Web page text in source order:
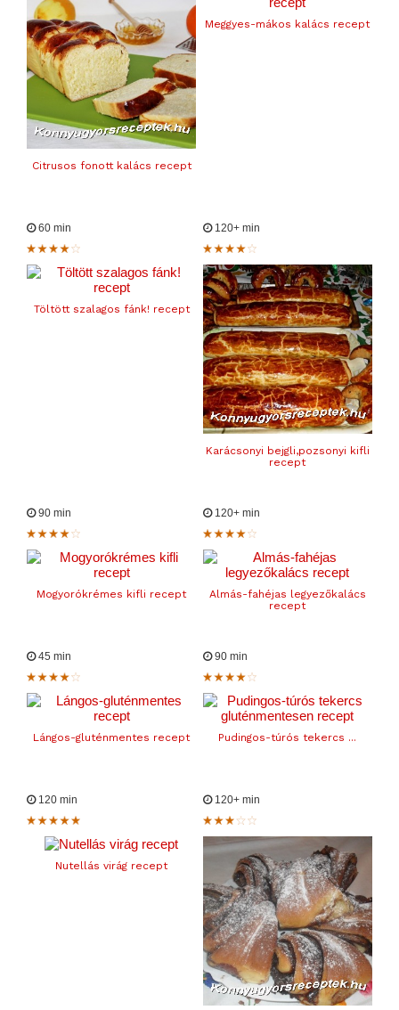
Citrusos fonott kalács recept
Meggyes-mákos kalács recept
60 min
Töltött szalagos fánk! recept
120+ min
Karácsonyi bejgli,pozsonyi kifli
recept
90 min
Mogyorókrémes kifli recept
120+ min
Almás-fahéjas legyezőkalács
recept
45 min
Lángos-gluténmentes recept
90 min
Pudingos-túrós tekercs ...
120 min
Nutellás virág recept
120+ min